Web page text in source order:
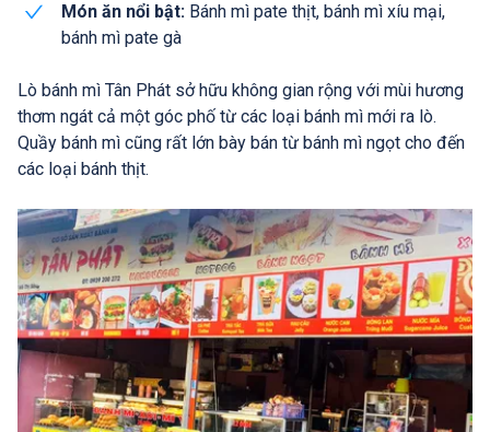
Món ăn nổi bật: Bánh mì pate thịt, bánh mì xíu mại,
bánh mì pate gà
Lò bánh mì Tân Phát sở hữu không gian rộng với mùi hương
thơm ngát cả một góc phố từ các loại bánh mì mới ra lò.
Quầy bánh mì cũng rất lớn bày bán từ bánh mì ngọt cho đến
các loại bánh thịt.